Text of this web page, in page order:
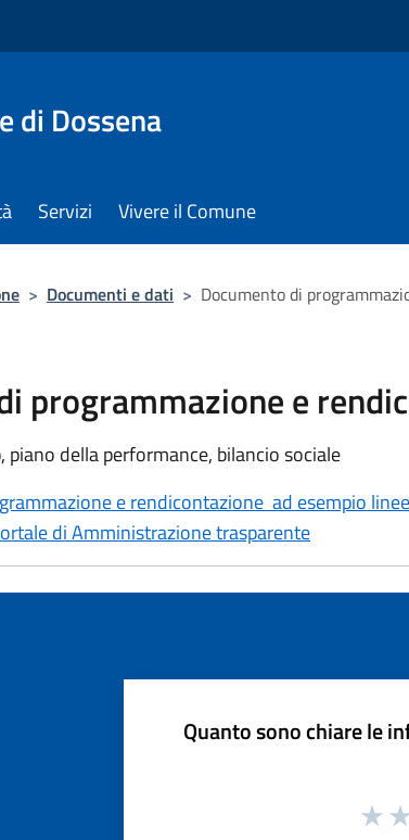
di Dossena
Servizi Vivere il Comune
> Documenti e dati > Documento di
programmazione e
piano della performance, bilancio sociale
e rendicontazione ad esempio
di Amministrazione trasparente
Quanto sono chiare le